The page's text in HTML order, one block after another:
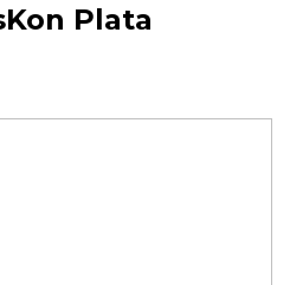
Plata